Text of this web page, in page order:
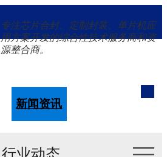
专注芯片合封、定制封装、单片机应
用方案开发的综合性技术服务商和资
源整合商。
新闻资讯